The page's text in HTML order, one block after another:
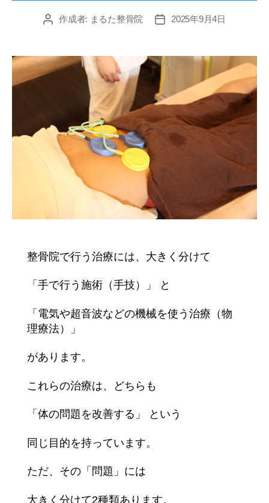
投 作成者: まるた整骨院
投
2025年9月4日
整骨院で行う治療には、大きく分けて
「手で行う施術（手技）」 と
「電気や超音波などの機械を使う治療（物
理療法）」
があります。
これらの治療は、どちらも
「体の問題を改善する」 という
同じ目的を持っています。
ただ、その「問題」には
大きく分けて2種類あります。